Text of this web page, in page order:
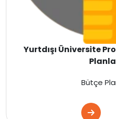
Gürcistan
Letonya
Yurtdışı Üniversite
Bütçe